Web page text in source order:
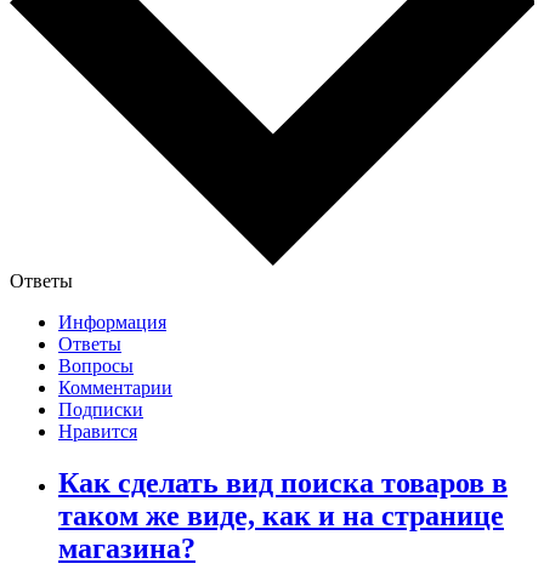
Ответы
Информация
Ответы
Вопросы
Комментарии
Подписки
Нравится
Как сделать вид поиска товаров в
таком же виде, как и на странице
магазина?